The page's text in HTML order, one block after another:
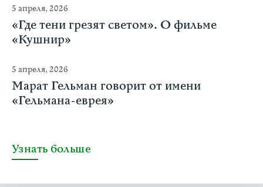
5 апреля, 2026
«Где тени грезят светом». О фильме
«Кушнир»
5 апреля, 2026
Марат Гельман говорит от имени
«Гельмана-еврея»
Узнать больше